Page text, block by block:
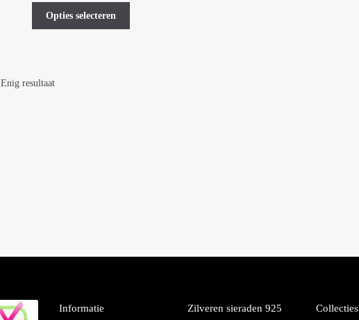
tot
€119.00
Opties selecteren
Enig resultaat
Informatie Zilveren sieraden 925 Collecties